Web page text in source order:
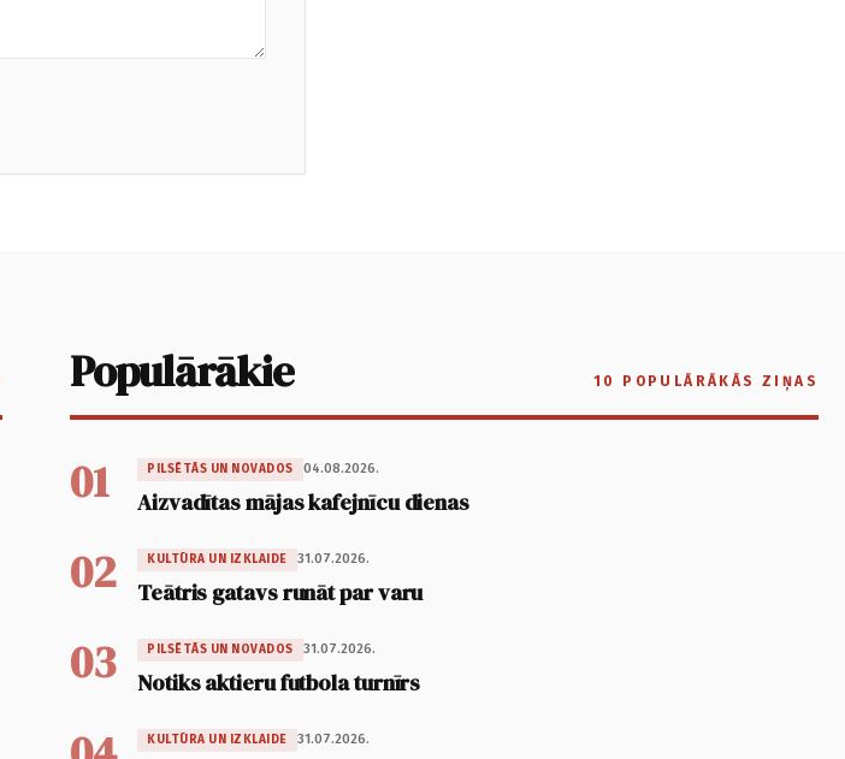
Populārākie 10 POPULĀRĀKĀS ZIŅAS
01 PILSĒTĀS UN NOVADOS 04.08.2026.
Aizvadītas mājas kafejnīcu dienas
02 KULTŪRA UN IZKLAIDE 31.07.2026.
Teātris gatavs runāt par varu
03 PILSĒTĀS UN NOVADOS 31.07.2026.
Notiks aktieru futbola turnīrs
KULTŪRA UN IZKLAIDE 31.07.2026.